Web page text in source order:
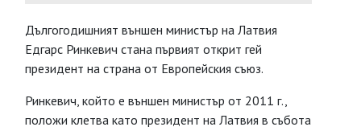
Дългогодишният външен министър на Латвия
Едгарс Ринкевич стана първият открит гей
президент на страна от Европейския съюз.
Ринкевич, който е външен министър от 2011 г.,
положи клетва като президент на Латвия в събота